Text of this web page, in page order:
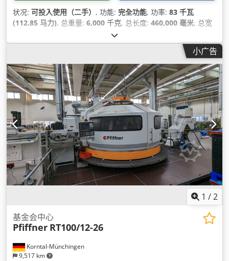
状况: 可投入使用（二手） , 功能: 完全功能, 功率: 83 千瓦
(112.85 马力), 总重量: 6,000 千克, 总长度: 460,000 毫米, 总宽
4,300 毫米
300 h, 输入电流类型:三相,
小广告
1 /2
Korntal-Münchingen
9,517 km
基金会中心
Pfiffner RT100/12-26